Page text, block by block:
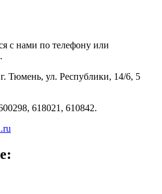
с нами по телефону или
Тюмень, ул. Республики, 14/6, 5
618021, 610842.